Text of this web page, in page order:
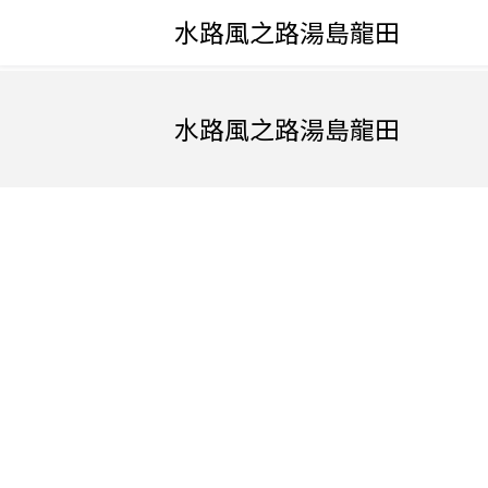
水路風之路湯島龍田
水路風之路湯島龍田